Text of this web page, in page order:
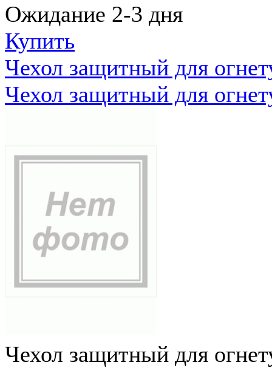
Ожидание 2-3 дня
Купить
Чехол защитный для
Чехол защитный для
Чехол защитный для